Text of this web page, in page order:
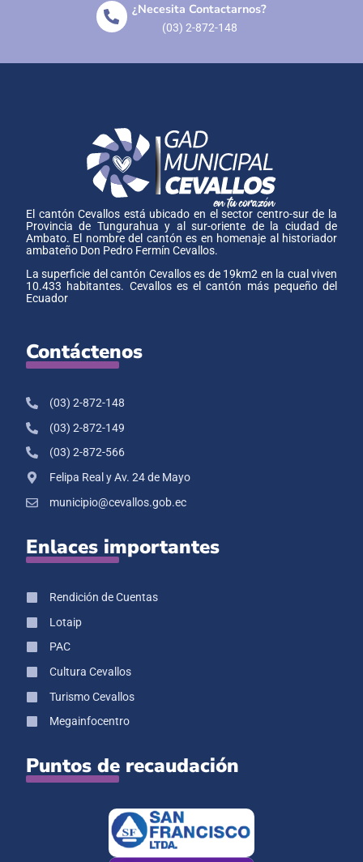
¿Necesita Contactarnos?
(03) 2-872-148
El cantón Cevallos está ubicado en el sector centro-sur de la
Provincia de Tungurahua y al sur-oriente de la ciudad de
Ambato. El nombre del cantón es en homenaje al historiador
ambateño Don Pedro Fermín Cevallos.
La superficie del cantón Cevallos es de 19km2 en la cual viven
10.433 habitantes. Cevallos es el cantón más pequeño del
Ecuador
Contáctenos
(03) 2-872-148
(03) 2-872-149
(03) 2-872-566
Felipa Real y Av. 24 de Mayo
municipio@cevallos.gob.ec
Enlaces importantes
Rendición de Cuentas
Lotaip
PAC
Cultura Cevallos
Turismo Cevallos
Megainfocentro
Puntos de recaudación